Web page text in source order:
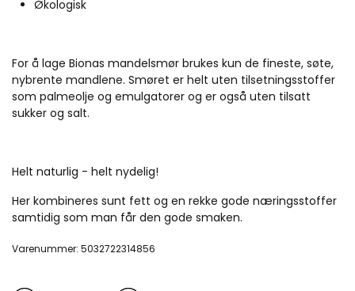
Økologisk
For å lage Bionas mandelsmør brukes kun de fineste, søte,
nybrente mandlene. Smøret er helt uten tilsetningsstoffer
som palmeolje og emulgatorer og er også uten tilsatt
sukker og salt.
Helt naturlig - helt nydelig!
Her kombineres sunt fett og en rekke gode næringsstoffer
samtidig som man får den gode smaken.
Varenummer: 5032722314856